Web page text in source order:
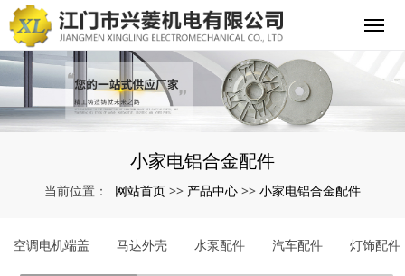
小家电铝合金配件
当前位置： 网站首页 >> 产品中心 >> 小家电铝合金配件
空调电机端盖 马达外壳 水泵配件 汽车配件 灯饰配件